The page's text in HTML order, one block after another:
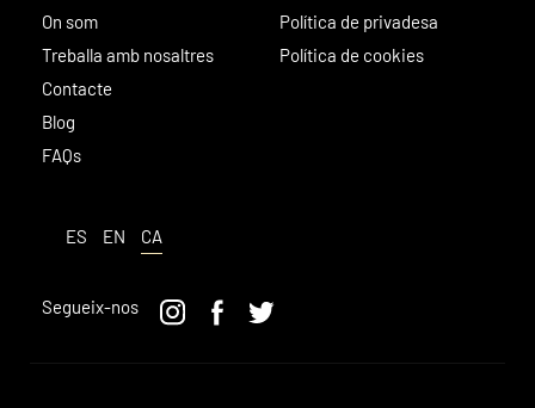
On som
Treballa amb nosaltres
Contacte
Blog
FAQs
Política de privadesa
Política de cookies
ES EN CA
Segueix-nos